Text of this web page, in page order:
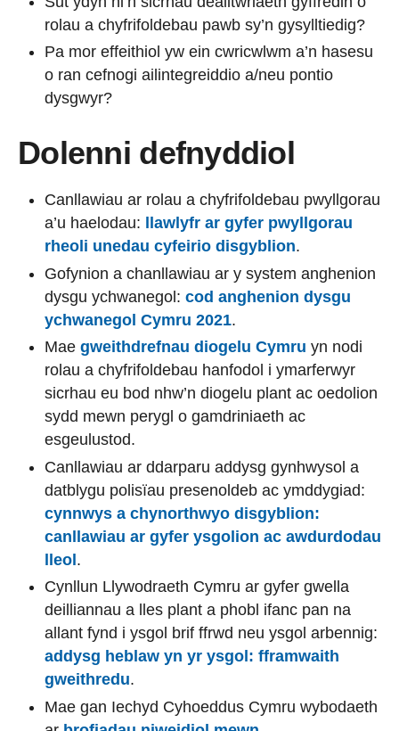
rolau a chyfrifoldebau pawb sy’n gysylltiedig?
Pa mor effeithiol yw ein cwricwlwm a’n hasesu
o ran cefnogi ailintegreiddio a/neu pontio
dysgwyr?
Dolenni defnyddiol
Canllawiau ar rolau a chyfrifoldebau pwyllgorau
a’u haelodau:
llawlyfr ar gyfer pwyllgorau
rheoli unedau cyfeirio disgyblion.
Gofynion a chanllawiau ar y system anghenion
dysgu ychwanegol: cod anghenion dysgu
ychwanegol Cymru 2021.
Mae gweithdrefnau diogelu Cymru yn nodi
rolau a chyfrifoldebau hanfodol i ymarferwyr
sicrhau eu bod nhw’n diogelu plant ac oedolion
sydd mewn perygl o gamdriniaeth ac
esgeulustod.
Canllawiau ar ddarparu addysg gynhwysol a
datblygu polisïau presenoldeb ac ymddygiad:
cynnwys a chynorthwyo disgyblion:
canllawiau ar gyfer ysgolion ac awdurdodau
lleol.
Cynllun Llywodraeth Cymru ar gyfer gwella
deilliannau a lles plant a phobl ifanc pan na
allant fynd i ysgol brif ffrwd neu ysgol arbennig:
addysg heblaw yn yr ysgol: fframwaith
gweithredu.
Mae gan Iechyd Cyhoeddus Cymru wybodaeth